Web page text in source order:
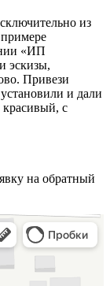
из
примере
«ИП
эскизы,
Привези
и дали
с
на обратный